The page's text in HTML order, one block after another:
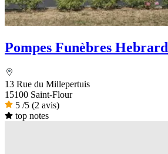
Pompes Funèbres Hebrard
13 Rue du Millepertuis
15100 Saint-Flour
5 /5 (2 avis)
top notes